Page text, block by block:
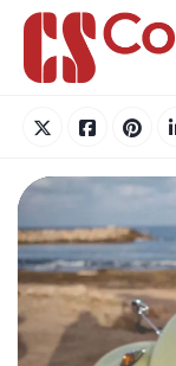
Skip
content